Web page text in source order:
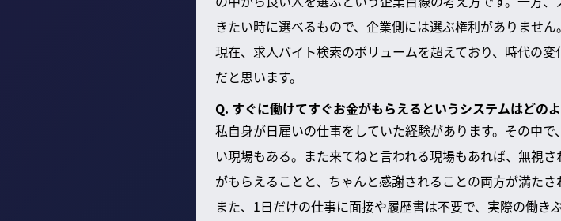
きたい時に選べるもので、企業側には選ぶ権利がありません。
現在、求人バイト検索のボリュームを超えており、時代の
だと思います。
Q. すぐに働けてすぐお金がもらえるというシステムはどの
私自身が日雇いの仕事をしていた経験があります。その中
い現場もある。また来てねと言われる現場もあれば、無視
がもらえることと、ちゃんと感謝されることの両方が満たさ
また、1日だけの仕事に面接や履歴書は不要で、実際の働き